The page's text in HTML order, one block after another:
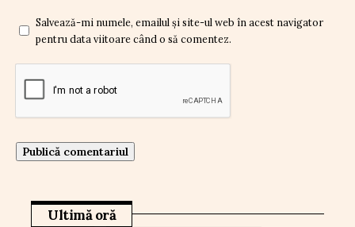
Salvează-mi numele, emailul și site-ul web în acest navigator
pentru data viitoare când o să comentez.
Ultimă oră